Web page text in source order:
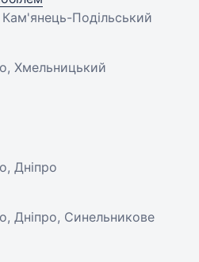
Кам'янець-Подільський
Хмельницький
Дніпро
Дніпро, Синельникове